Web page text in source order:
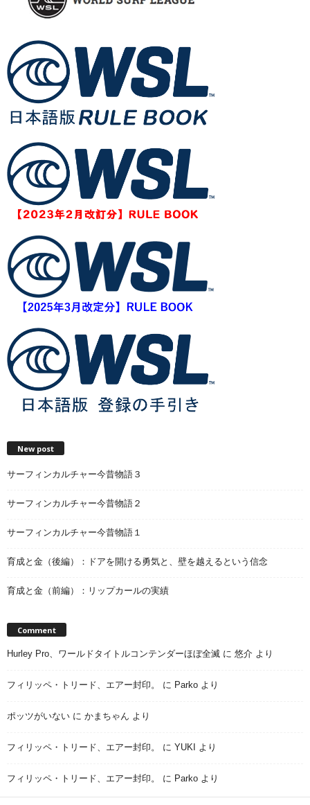
New post
サーフィンカルチャー今昔物語３
サーフィンカルチャー今昔物語２
サーフィンカルチャー今昔物語１
育成と金（後編）：ドアを開ける勇気と、壁を越えるという信念
育成と金（前編）：リップカールの実績
Comment
Hurley Pro、ワールドタイトルコンテンダーほぼ全滅 に 悠介 より
フィリッペ・トリード、エアー封印。 に Parko より
ポッツがいない に かまちゃん より
フィリッペ・トリード、エアー封印。 に YUKI より
フィリッペ・トリード、エアー封印。 に Parko より